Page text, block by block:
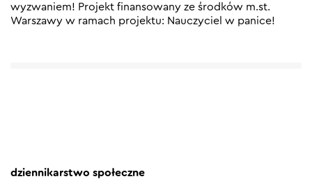
wyzwaniem! Projekt finansowany ze środków m.st.
Warszawy w ramach projektu: Nauczyciel w panice!
dziennikarstwo społeczne